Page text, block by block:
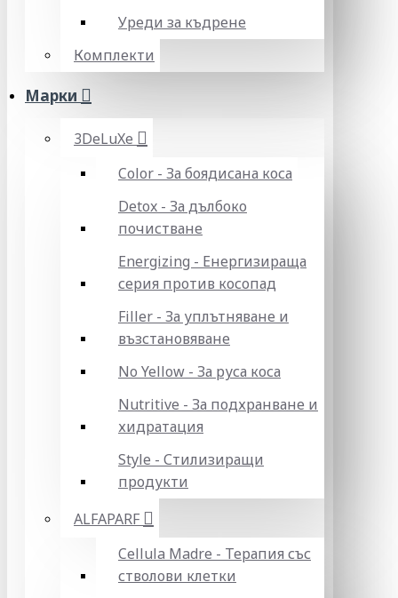
Уреди за къдрене
Комплекти
Марки
3DeLuXe
Color - За боядисана коса
Detox - За дълбоко
почистване
Energizing - Енергизираща
серия против косопад
Filler - За уплътняване и
възстановяване
No Yellow - За руса коса
Nutritive - За подхранване и
хидратация
Style - Стилизиращи
продукти
ALFAPARF
Cellula Madre - Терапия със
стволови клетки